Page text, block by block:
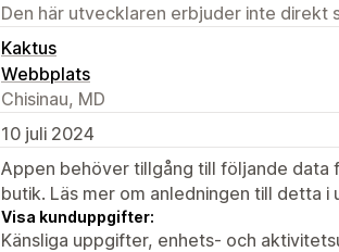
Den här utvecklaren erbjuder inte direkt
Kaktus
Webbplats
Chisinau, MD
10 juli 2024
Appen behöver tillgång till följande data
butik. Läs mer om anledningen till detta i
Visa kunduppgifter:
Känsliga uppgifter, enhets- och